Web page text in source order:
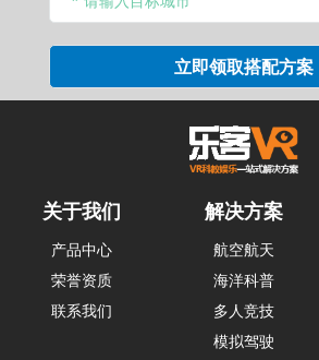
关于我们
产品中心
荣誉资质
联系我们
解决方案
航空航天
海洋科普
多人竞技
模拟驾驶